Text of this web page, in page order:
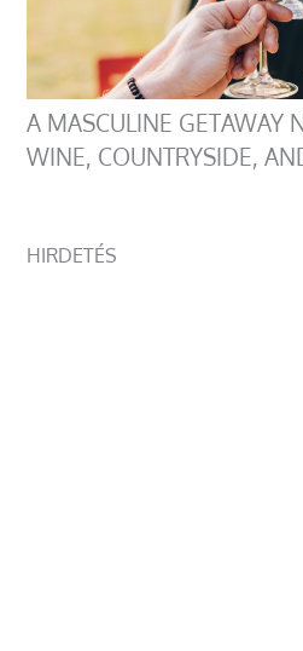
A MASCULINE GETAWAY
WINE, COUNTRYSIDE,
HIRDETÉS